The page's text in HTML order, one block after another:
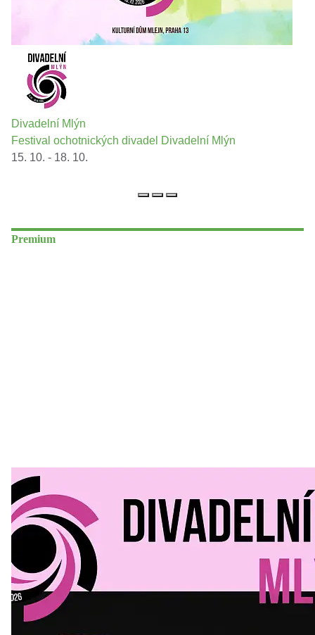
Divadelní Mlýn
Festival ochotnických divadel Divadelní Mlýn
15. 10. - 18. 10.
Premium
Divadelní Mlýn 30. 07. 2026
Kultura a volný čas
Divadelní mlýn. 15. až 18. října KD
MLEJN. Vstupenky již v prodeji.
Přijďte na přátelský festival divadla a inspirace 15. až 18.
října 2026 Vstupenky již v prodeji na GOOUT -
https://divadelnimlyn.cz/vstupenky Představ si čtyři dny